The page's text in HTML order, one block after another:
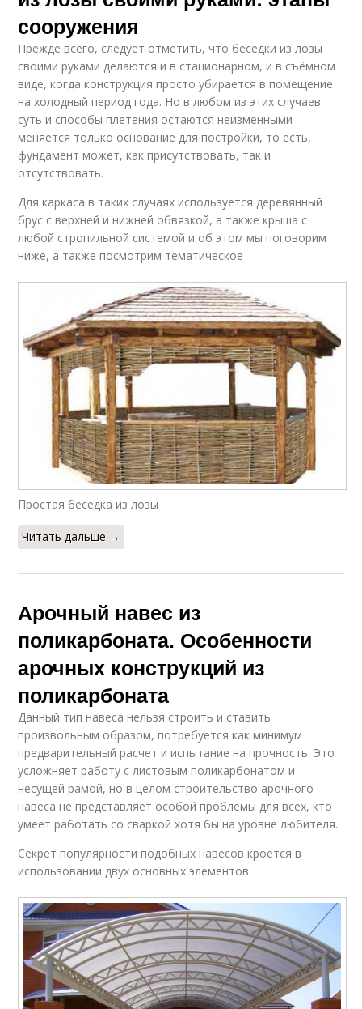
сооружения
Прежде всего, следует отметить, что беседки из лозы
своими руками делаются и в стационарном, и в съёмном
виде, когда конструкция просто убирается в помещение
на холодный период года. Но в любом из этих случаев
суть и способы плетения остаются неизменными —
меняется только основание для постройки, то есть,
фундамент может, как присутствовать, так и
отсутствовать.
Для каркаса в таких случаях используется деревянный
брус с верхней и нижней обвязкой, а также крыша с
любой стропильной системой и об этом мы поговорим
ниже, а также посмотрим тематическое
Простая беседка из лозы
Читать дальше →
Арочный навес из
поликарбоната. Особенности
арочных конструкций из
поликарбоната
Данный тип навеса нельзя строить и ставить
произвольным образом, потребуется как минимум
предварительный расчет и испытание на прочность. Это
усложняет работу с листовым поликарбонатом и
несущей рамой, но в целом строительство арочного
навеса не представляет особой проблемы для всех, кто
умеет работать со сваркой хотя бы на уровне любителя.
Секрет популярности подобных навесов кроется в
использовании двух основных элементов: